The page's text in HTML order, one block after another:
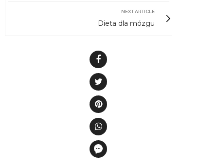
NEXT ARTICLE
Dieta dla mózgu